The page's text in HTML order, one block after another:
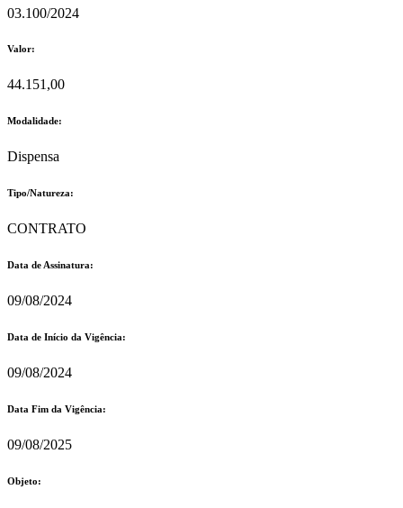
03.100/2024
Valor:
44.151,00
Modalidade:
Dispensa
Tipo/Natureza:
CONTRATO
Data de Assinatura:
09/08/2024
Data de Início da Vigência:
09/08/2024
Data Fim da Vigência:
09/08/2025
Objeto: